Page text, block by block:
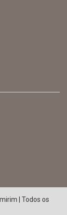
| Todos os